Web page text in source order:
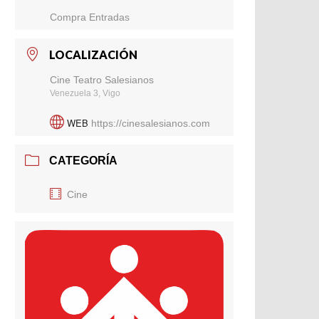
Compra Entradas
LOCALIZACIÓN
Cine Teatro Salesianos
Venezuela 3, Vigo
WEB https://cinesalesianos.com
CATEGORÍA
Cine